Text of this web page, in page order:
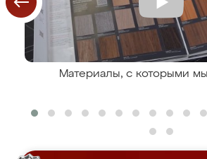
Материалы, с которыми